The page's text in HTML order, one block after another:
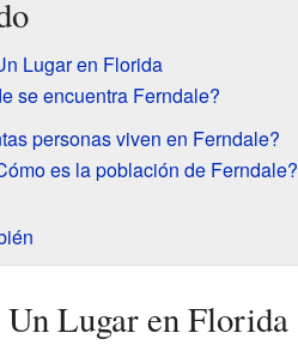
Lugar en Florida
se encuentra Ferndale?
personas viven en Ferndale?
es la población de Ferndale?
Lugar en Florida